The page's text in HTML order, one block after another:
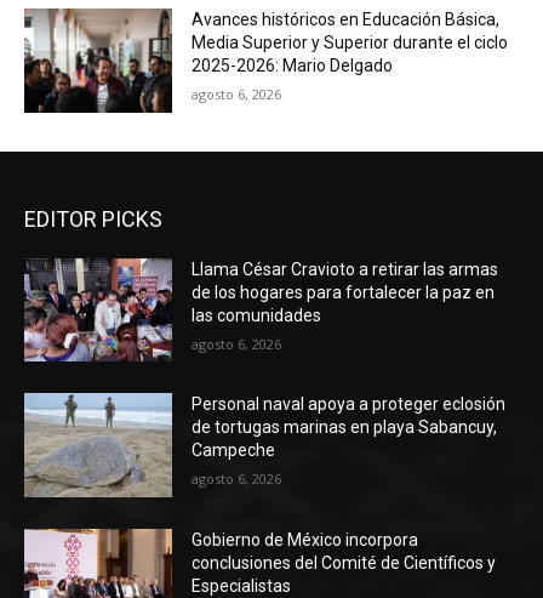
Avances históricos en Educación Básica,
Media Superior y Superior durante el ciclo
2025-2026: Mario Delgado
agosto 6, 2026
EDITOR PICKS
Llama César Cravioto a retirar las armas
de los hogares para fortalecer la paz en
las comunidades
agosto 6, 2026
Personal naval apoya a proteger eclosión
de tortugas marinas en playa Sabancuy,
Campeche
agosto 6, 2026
Gobierno de México incorpora
conclusiones del Comité de Científicos y
Especialistas